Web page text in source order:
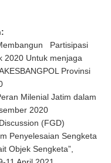
Partisipasi
2020 Untuk menjaga
Provinsi
Milenial Jatim dalam
2020
(FGD)
Penyelesaian Sengketa
Objek Sengketa”,